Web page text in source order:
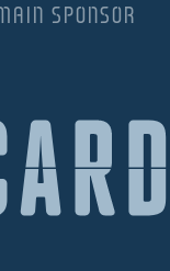
SPONSOR